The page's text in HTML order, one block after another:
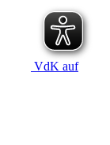
VdK auf